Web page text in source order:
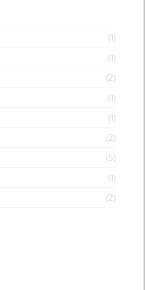
(1)
(1)
(2)
(1)
(1)
(2)
(5)
(1)
(2)